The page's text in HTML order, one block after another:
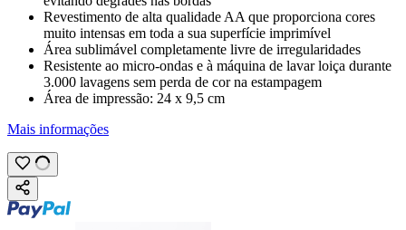
Revestimento de alta qualidade AA que proporciona cores
muito intensas em toda a sua superfície imprimível
Área sublimável completamente livre de irregularidades
Resistente ao micro-ondas e à máquina de lavar loiça durante
3.000 lavagens sem perda de cor na estampagem
Área de impressão: 24 x 9,5 cm
Mais informações